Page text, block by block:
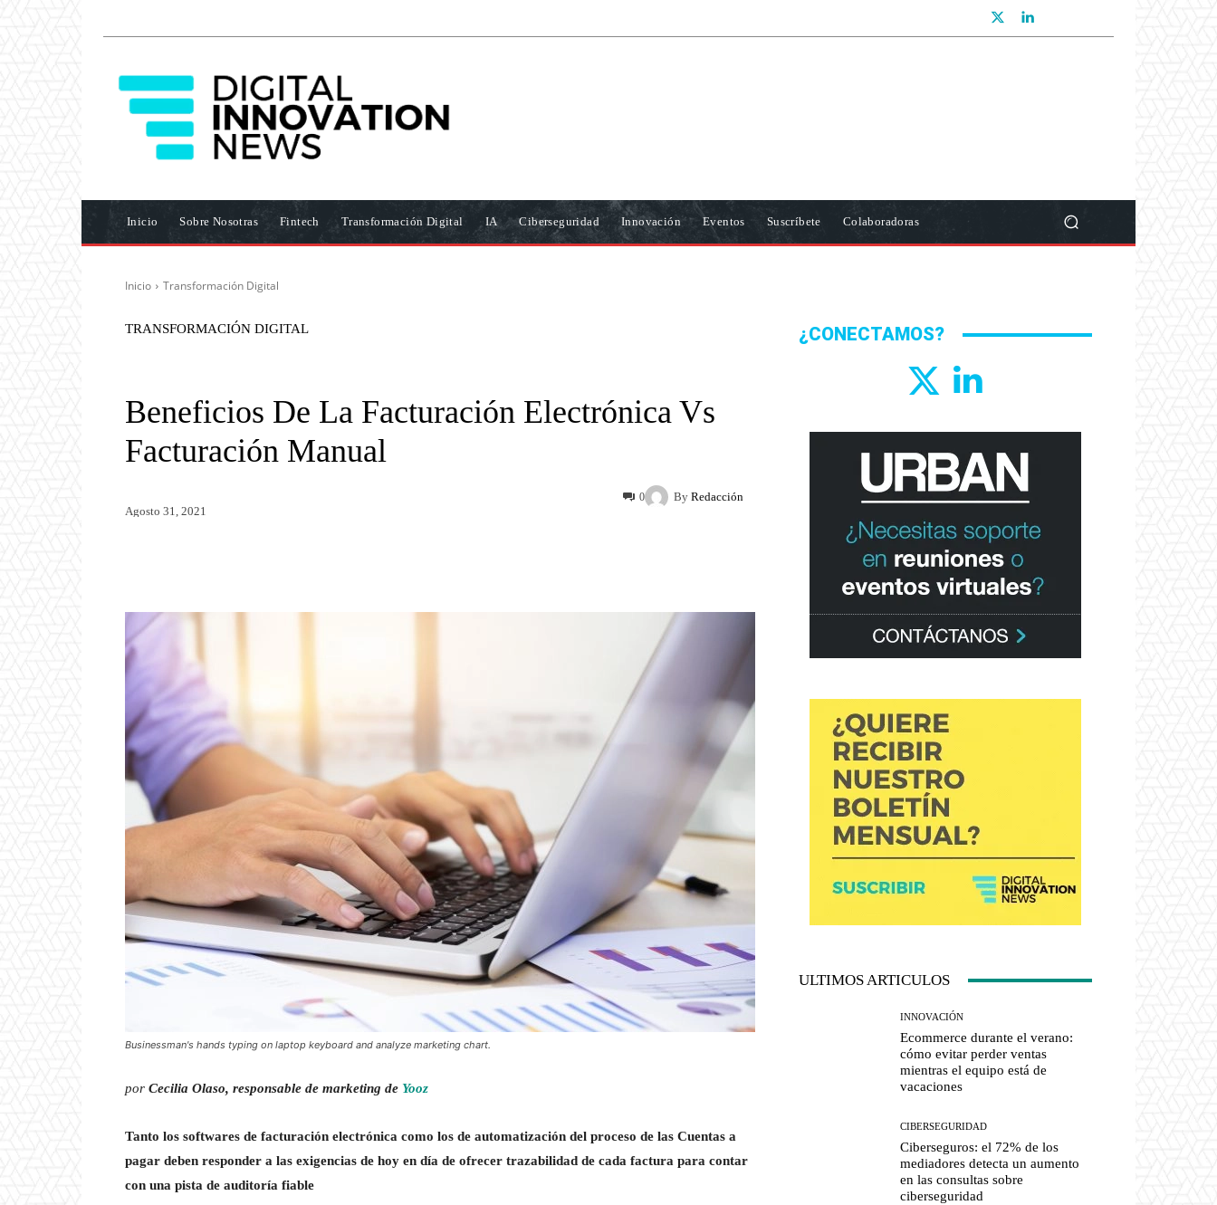
Inicio Sobre Nosotras Fintech Transformación Digital IA Ciberseguridad Innovación Eventos Suscríbete Colaboradoras
Inicio Transformación Digital
TRANSFORMACIÓN DIGITAL
Beneficios De La Facturación Electrónica Vs
Facturación Manual
By Redacción
Agosto 31, 2021
0
Businessman's hands typing on laptop keyboard and analyze marketing chart.
por Cecilia Olaso, responsable de marketing de Yooz
Tanto los softwares de facturación electrónica como los de automatización del proceso de las Cuentas a
pagar deben responder a las exigencias de hoy en día de ofrecer trazabilidad de cada factura para contar
con una pista de auditoría fiable
¿CONECTAMOS?
ULTIMOS ARTICULOS
INNOVACIÓN
Ecommerce durante el verano:
cómo evitar perder ventas
mientras el equipo está de
vacaciones
CIBERSEGURIDAD
Ciberseguros: el 72% de los
mediadores detecta un aumento
en las consultas sobre
ciberseguridad